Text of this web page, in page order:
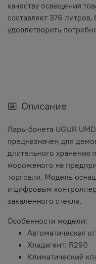
качеству освещения
составляет 376
удовлетворить
Описание
Ларь-бонета UGUR
предназначен для
длительного хранения
мороженого на
торговли. Модель
и цифровым
закаленного стекла.
Особенности модели:
Автоматическая
Хладагент: R290
Климатический